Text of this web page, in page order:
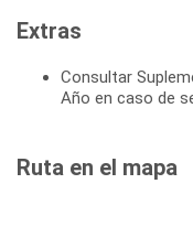
Extras
Consultar
Año en caso de
Ruta en el mapa